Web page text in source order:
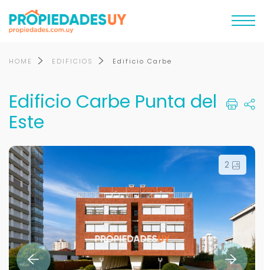
HOME EDIFICIOS Edificio Carbe
Edificio Carbe Punta del
Este
2